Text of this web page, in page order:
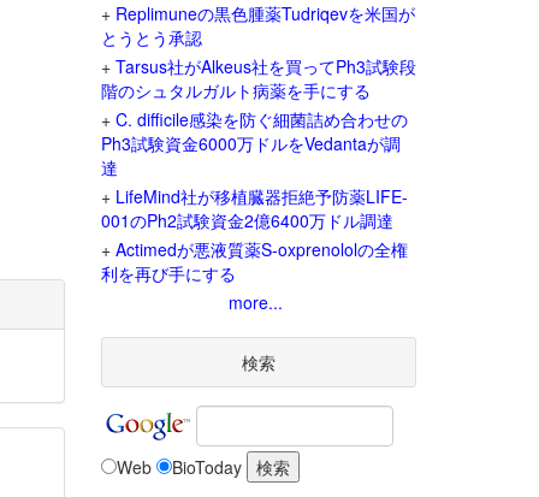
+ Replimuneの黒色腫薬Tudriqevを米国が
とうとう承認
+ Tarsus社がAlkeus社を買ってPh3試験段
階のシュタルガルト病薬を手にする
+ C. difficile感染を防ぐ細菌詰め合わせの
Ph3試験資金6000万ドルをVedantaが調
達
+ LifeMind社が移植臓器拒絶予防薬LIFE-
001のPh2試験資金2億6400万ドル調達
+ Actimedが悪液質薬S-oxprenololの全権
利を再び手にする
more...
検索
Web BioToday